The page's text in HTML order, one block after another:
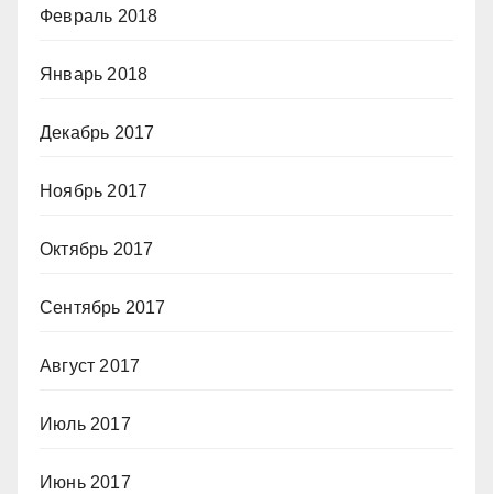
Февраль 2018
Январь 2018
Декабрь 2017
Ноябрь 2017
Октябрь 2017
Сентябрь 2017
Август 2017
Июль 2017
Июнь 2017